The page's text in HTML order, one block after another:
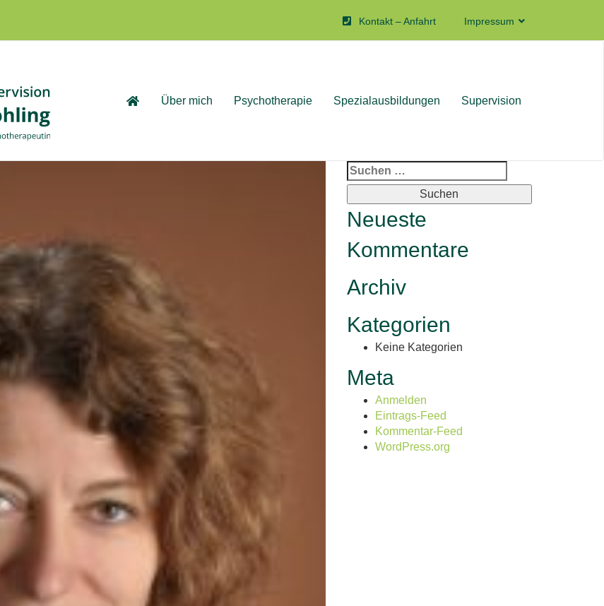
Kontakt – Anfahrt Impressum
Über mich Psychotherapie Spezialausbildungen Supervision
Suchen
nach:
Neueste
Kommentare
Archiv
Kategorien
Keine Kategorien
Meta
Anmelden
Eintrags-Feed
Kommentar-Feed
WordPress.org